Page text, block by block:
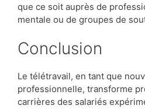
que ce soit auprès de
mentale ou de groupes de
Conclusion
Le télétravail, en tant que
professionnelle, transforme
carrières des salariés